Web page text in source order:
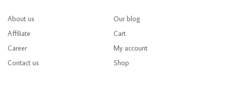
About us
Affiliate
Career
Contact us
Our blog
Cart
My account
Shop